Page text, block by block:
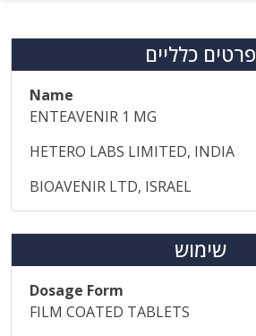
פרטים כלליים
Name
ENTEAVENIR 1 MG
HETERO LABS LIMITED, INDIA
BIOAVENIR LTD, ISRAEL
שימוש
Dosage Form
FILM COATED TABLETS